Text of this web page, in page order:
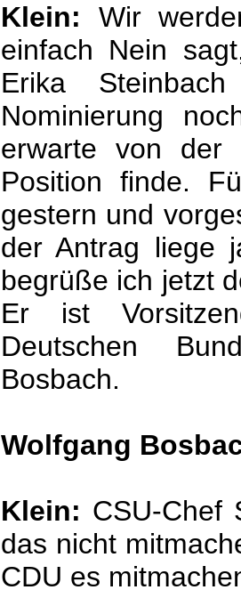
Klein: Wir
einfach Nein
Erika
Nominierung
erwarte von der
Position finde.
gestern und
der Antrag liege
begrüße ich jetzt
Er ist
Deutschen
Bosbach.
Wolfgang
Klein: CSU-Chef
das nicht
CDU es